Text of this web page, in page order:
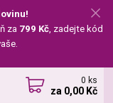
za 799 Kč, zadejte kód
0 ks
za 0,00 Kč